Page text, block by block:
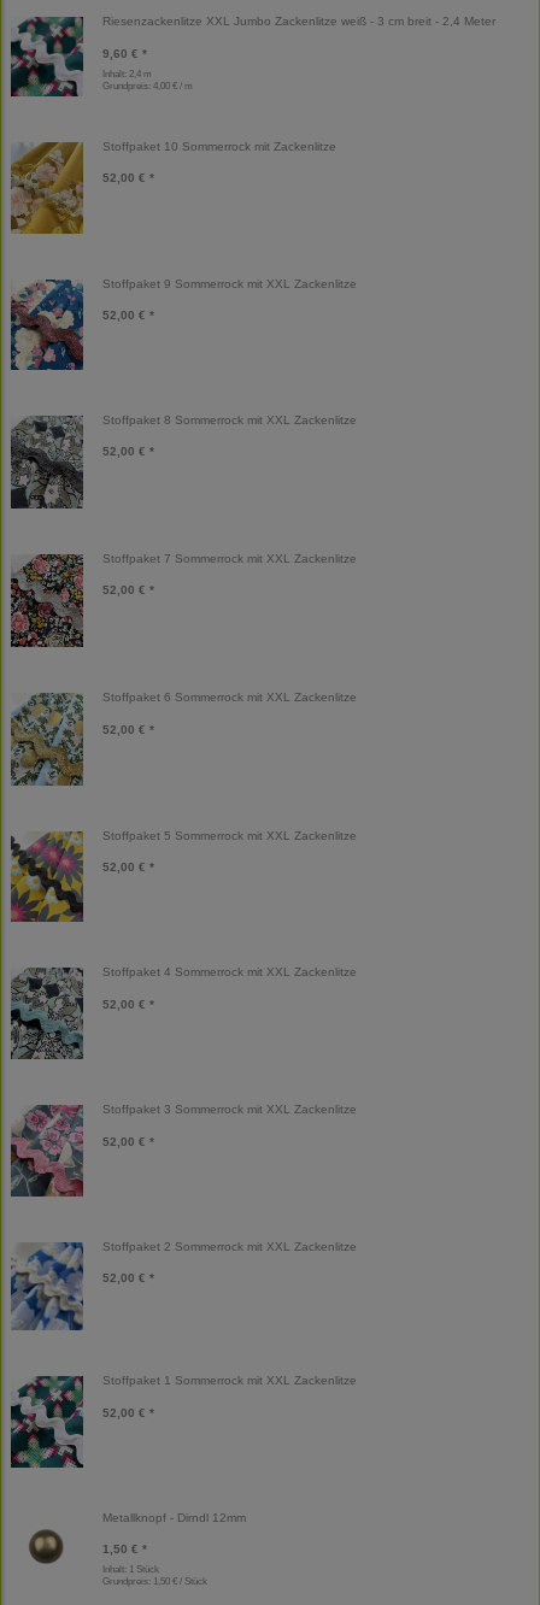
Riesenzackenlitze XXL Jumbo Zackenlitze weiß - 3 cm breit - 2,4 Meter
9,60 € *
Inhalt: 2,4 m
Grundpreis: 4,00 € / m
Stoffpaket 10 Sommerrock mit Zackenlitze
52,00 € *
Stoffpaket 9 Sommerrock mit XXL Zackenlitze
52,00 € *
Stoffpaket 8 Sommerrock mit XXL Zackenlitze
52,00 € *
Stoffpaket 7 Sommerrock mit XXL Zackenlitze
52,00 € *
Stoffpaket 6 Sommerrock mit XXL Zackenlitze
52,00 € *
Stoffpaket 5 Sommerrock mit XXL Zackenlitze
52,00 € *
Stoffpaket 4 Sommerrock mit XXL Zackenlitze
52,00 € *
Stoffpaket 3 Sommerrock mit XXL Zackenlitze
52,00 € *
Stoffpaket 2 Sommerrock mit XXL Zackenlitze
52,00 € *
Stoffpaket 1 Sommerrock mit XXL Zackenlitze
52,00 € *
Metallknopf - Dirndl 12mm
1,50 € *
Inhalt: 1 Stück
Grundpreis: 1,50 € / Stück